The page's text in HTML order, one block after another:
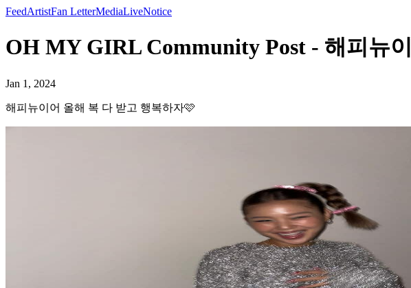
FeedArtistFan LetterMediaLiveNotice
OH MY GIRL Community Post - 해피뉴
Jan 1, 2024
해피뉴이어 올해 복 다 받고 행복하자🩷